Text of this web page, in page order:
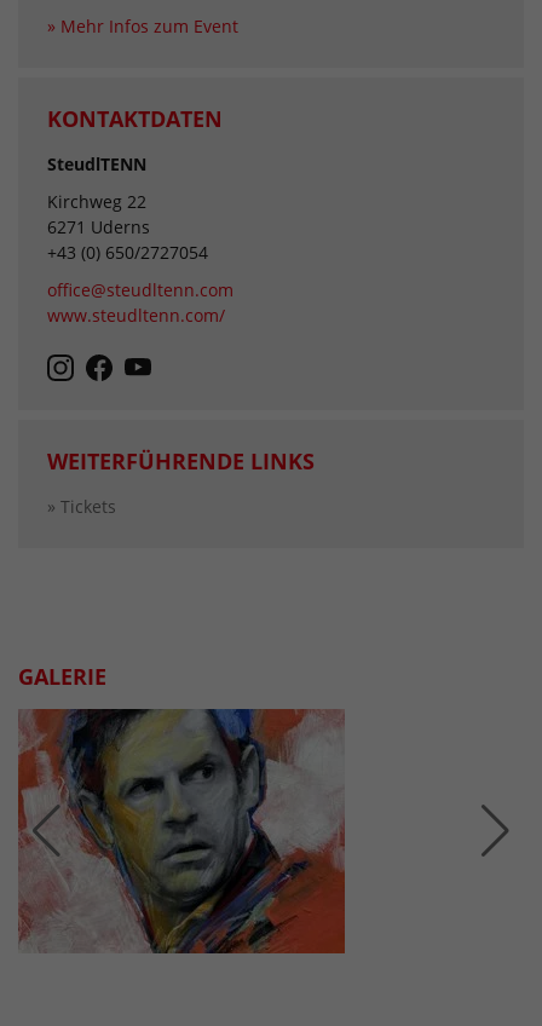
» Mehr Infos zum Event
KONTAKTDATEN
SteudlTENN
Kirchweg 22
6271 Uderns
+43 (0) 650/2727054
office@steudltenn.com
www.steudltenn.com/
WEITERFÜHRENDE LINKS
» Tickets
GALERIE